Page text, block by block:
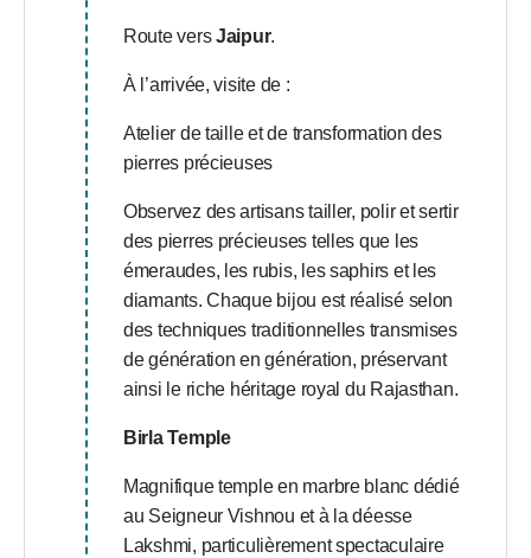
Route versJaipur.
À l’arrivée, visite de :
Atelier de taille et de transformation des
pierres précieuses
Observez des artisans tailler, polir et sertir
des pierres précieuses telles que les
émeraudes, les rubis, les saphirs et les
diamants. Chaque bijou est réalisé selon
des techniques traditionnelles transmises
de génération en génération, préservant
ainsi le riche héritage royal du Rajasthan.
Birla Temple
Magnifique temple en marbre blanc dédié
au Seigneur Vishnou et à la déesse
Lakshmi, particulièrement spectaculaire